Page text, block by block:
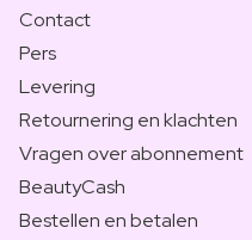
Contact
Pers
Levering
Retournering en klachten
Vragen over abonnement
BeautyCash
Bestellen en betalen